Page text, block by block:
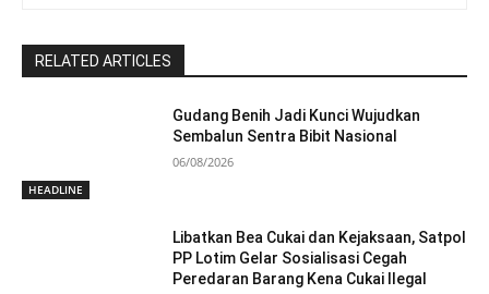
RELATED ARTICLES
HEADLINE
Gudang Benih Jadi Kunci Wujudkan
Sembalun Sentra Bibit Nasional
06/08/2026
Libatkan Bea Cukai dan Kejaksaan, Satpol
PP Lotim Gelar Sosialisasi Cegah
Peredaran Barang Kena Cukai Ilegal